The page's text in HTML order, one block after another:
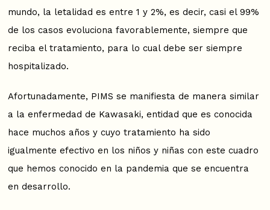
mundo, la letalidad es entre 1 y 2%, es decir, casi el 99%
de los casos evoluciona favorablemente, siempre que
reciba el tratamiento, para lo cual debe ser siempre
hospitalizado.
Afortunadamente, PIMS se manifiesta de manera similar
a la enfermedad de Kawasaki, entidad que es conocida
hace muchos años y cuyo tratamiento ha sido
igualmente efectivo en los niños y niñas con este cuadro
que hemos conocido en la pandemia que se encuentra
en desarrollo.